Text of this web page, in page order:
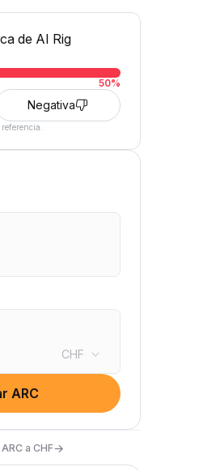
de AI Rig
50%
Negativa
CHF
ARC
a CHF→